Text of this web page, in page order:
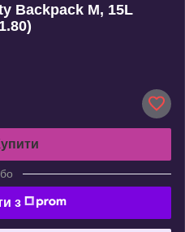
Backpack M, 15L
з